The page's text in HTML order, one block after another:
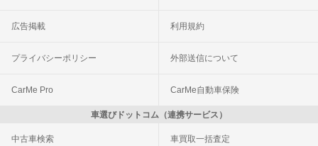
広告掲載 利用規約
プライバシーポリシー 外部送信について
CarMe Pro CarMe自動車保険
車選びドットコム（連携サービス）
中古車検索 車買取一括査定